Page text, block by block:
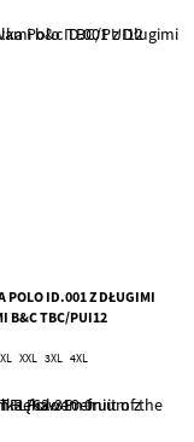
POLO ID.001 Z DŁUGIMI
B&C TBC/PUI12
XL XXL 3XL 4XL